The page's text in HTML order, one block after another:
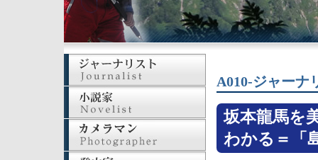
A010-ジャーナ
坂本龍馬を
わかる＝「